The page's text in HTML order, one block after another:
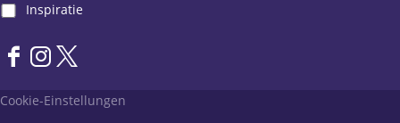
Inspiratie
F
c
I
s
X
a
Cookie-Einstellungen